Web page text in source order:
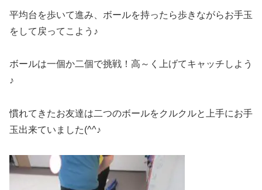
平均台を歩いて進み、ボールを持ったら歩きながらお手玉
をして戻ってこよう♪
ボールは一個か二個で挑戦！高～く上げてキャッチしよう
♪
慣れてきたお友達は二つのボールをクルクルと上手にお手
玉出来ていました(^^♪